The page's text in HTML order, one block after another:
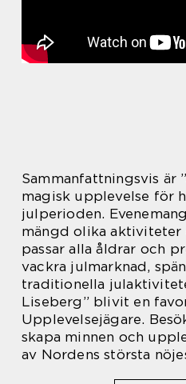
Sammanfattningsvis är
magisk upplevelse för
julperioden.
mängd olika
passar alla åldrar och
vackra julmarknad,
traditionella
Liseberg” blivit en
Upplevelsejägare.
skapa minnen och
av Nordens största